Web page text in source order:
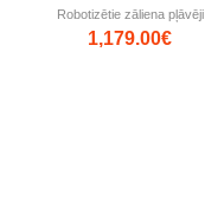
Robotizētie zāliena pļāvēji
1,179.00€